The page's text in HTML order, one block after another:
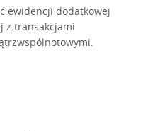
ewidencji dodatkowej
z transakcjami